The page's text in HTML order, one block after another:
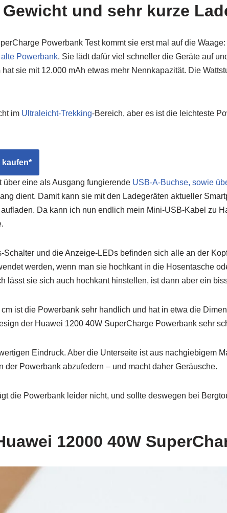
und sehr kurze
Powerbank Test kommt sie erst mal auf die
Powerbank. Sie lädt dafür viel schneller die Geräte auf
sie mit 12.000 mAh etwas mehr Nennkapazität. Die
im Ultraleicht-Trekking-Bereich, aber es ist die leichteste
kaufen*
eine als Ausgang fungierende USB-A-Buchse, sowie
dient. Damit kann sie mit den Ladegeräten aktueller
Da kann ich nun endlich mein Mini-USB-Kabel zu
Schalter und die Anzeige-LEDs befinden sich alle an der
werden, wenn man sie hochkant in die Hosentasche
lässt sie sich auch hochkant hinstellen, ist dann aber ein
ist die Powerbank sehr handlich und hat in etwa die
der Huawei 1200 40W SuperCharge Powerbank sehr
Eindruck. Aber die Unterseite ist aus nachgiebigem
der Powerbank abzufedern – und macht daher Geräusche.
die Powerbank leider nicht, und sollte deswegen bei
12000 40W